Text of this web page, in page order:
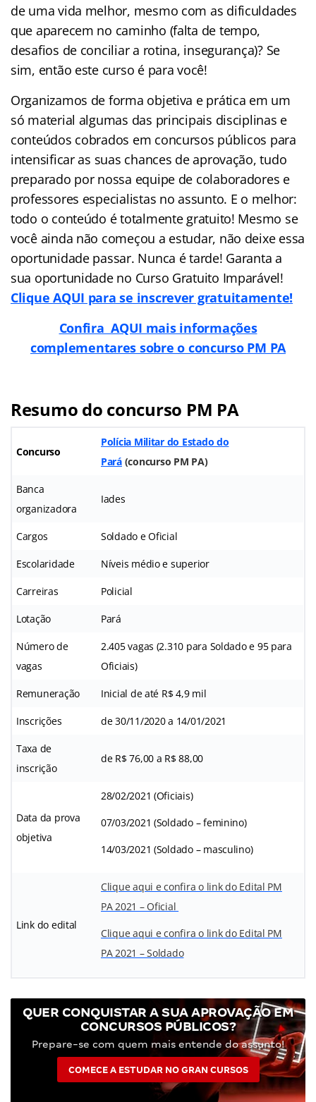
de uma vida melhor, mesmo com as dificuldades
que aparecem no caminho (falta de tempo,
desafios de conciliar a rotina, insegurança)? Se
sim, então este curso é para você!
Organizamos de forma objetiva e prática em um
só material algumas das principais disciplinas e
conteúdos cobrados em concursos públicos para
intensificar as suas chances de aprovação, tudo
preparado por nossa equipe de colaboradores e
professores especialistas no assunto. E o melhor:
todo o conteúdo é totalmente gratuito! Mesmo se
você ainda não começou a estudar, não deixe essa
oportunidade passar. Nunca é tarde! Garanta a
sua oportunidade no Curso Gratuito Imparável!
Clique AQUI para se inscrever gratuitamente!
Confira AQUI mais informações
complementares sobre o concurso PM PA
Resumo do concurso PM PA
Concurso
Polícia Militar do Estado do
Pará(concurso PM PA)
Banca
organizadora
Iades
Cargos Soldado e Oficial
Escolaridade Níveis médio e superior
Carreiras Policial
Lotação Pará
Número de
vagas
2.405 vagas (2.310 para Soldado e 95 para
Oficiais)
Remuneração Inicial de até R$ 4,9 mil
Inscrições de 30/11/2020 a 14/01/2021
Taxa de
inscrição
de R$ 76,00 a R$ 88,00
Data da prova
objetiva
28/02/2021 (Oficiais)
07/03/2021 (Soldado – feminino)
14/03/2021 (Soldado – masculino)
Link do edital
Clique aqui e confira o link do Edital PM
PA 2021 – Oficial
Clique aqui e confira o link do Edital PM
PA 2021 – Soldado
QUER CONQUISTAR A SUA APROVAÇÃO EM
CONCURSOS PÚBLICOS?
Prepare-se com quem mais entende do assunto!
COMECE A ESTUDAR NO GRAN CURSOS